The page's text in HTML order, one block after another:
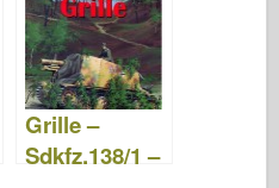
Grille –
Sdkfz.138/1 –